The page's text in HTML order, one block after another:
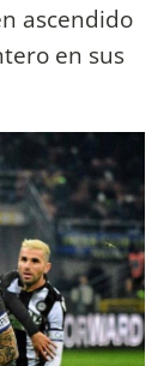
ascendido
en sus